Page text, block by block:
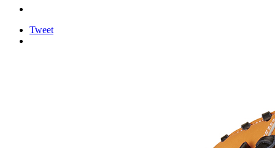
Tweet